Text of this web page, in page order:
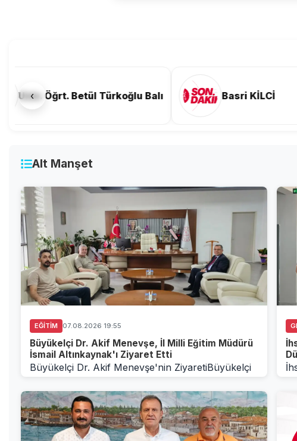
‹
Basri KİLCİ Resul SÜNDÜK
Alt Manşet
EĞITIM 07.08.2026 19:55
Büyükelçi Dr. Akif Menevşe, İl Milli Eğitim Müdürü
İsmail Altınkaynak'ı Ziyaret Etti
Büyükelçi Dr. Akif Menevşe'nin ZiyaretiBüyükelçi